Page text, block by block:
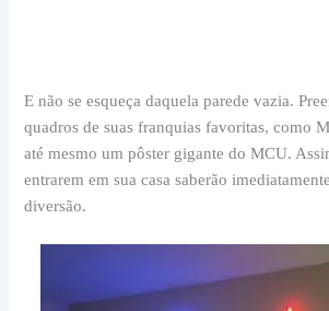
E não se esqueça daquela parede vazia.
quadros de suas franquias favoritas, como
até mesmo um pôster gigante do MCU.
entrarem em sua casa saberão
diversão.